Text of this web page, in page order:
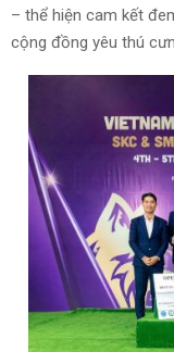
– thể hiện cam kết
cộng đồng yêu thú